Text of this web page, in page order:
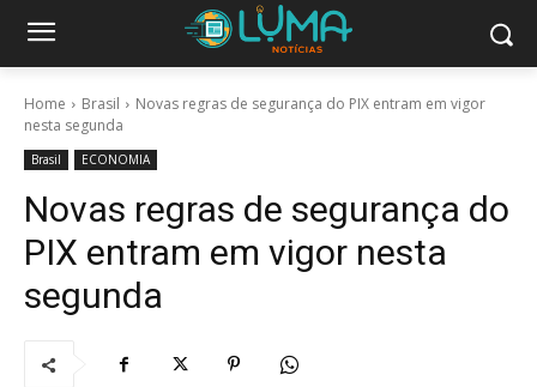
Home Brasil
Novas regras de segurança do PIX entram em vigor
nesta segunda
Brasil ECONOMIA
Novas regras de segurança do
PIX entram em vigor nesta
segunda